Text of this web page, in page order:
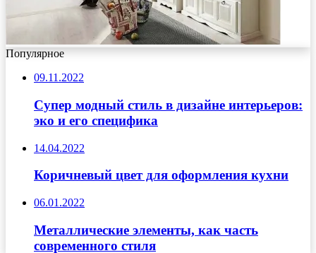
Популярное
09.11.2022
Супер модный стиль в дизайне интерьеров:
эко и его специфика
14.04.2022
Коричневый цвет для оформления кухни
06.01.2022
Металлические элементы, как часть
современного стиля